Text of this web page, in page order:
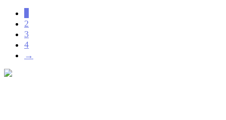
2
3
4
→